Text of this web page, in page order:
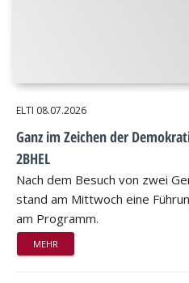
ELTI 08.07.2026
Ganz im Zeichen der
2BHEL
Nach dem Besuch von zwei
stand am Mittwoch eine
am Programm.
MEHR